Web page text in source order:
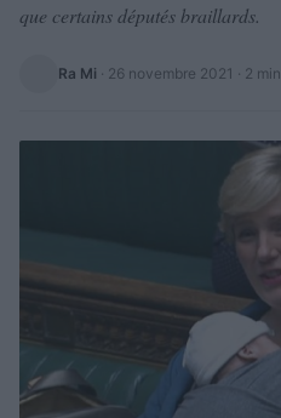
que certains députés braillards.
Ra Mi · 26 novembre 2021 · 2 min